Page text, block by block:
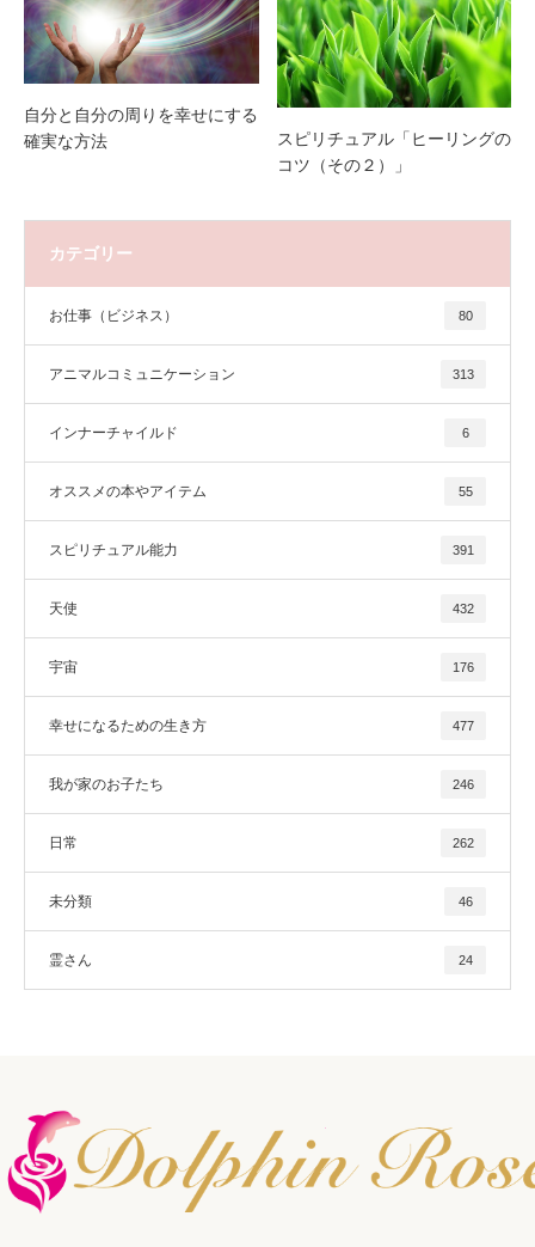
自分と自分の周りを幸せにする
確実な方法
スピリチュアル「ヒーリングの
コツ（その２）」
カテゴリー
お仕事（ビジネス） 80
アニマルコミュニケーション 313
インナーチャイルド 6
オススメの本やアイテム 55
スピリチュアル能力 391
天使 432
宇宙 176
幸せになるための生き方 477
我が家のお子たち 246
日常 262
未分類 46
霊さん 24